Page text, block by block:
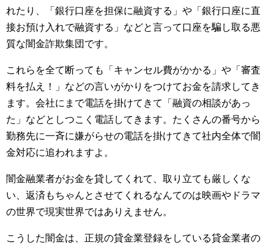
れたり、「銀行口座を担保に融資する」や「銀行口座に直
接お預け入れで融資する」などと言って口座を騙し取る悪
質な闇金詐欺集団です。
これらを全て断っても「キャンセル費がかかる」や「審査
料を払え！」などの言いがかりをつけてお金を請求してき
ます。会社にまで電話を掛けてきて「融資の相談があっ
た」などとしつこく電話してきます。たくさんの番号から
勤務先に一斉に嫌がらせの電話を掛けてきて社内全体で闇
金対応に追われますよ。
闇金融業者がお金を貸してくれて、取り立ても厳しくな
い、返済もちゃんとさせてくれるなんてのは映画やドラマ
の世界で現実世界ではありえません。
こうした闇金は、正規の貸金業登録をしている貸金業者の